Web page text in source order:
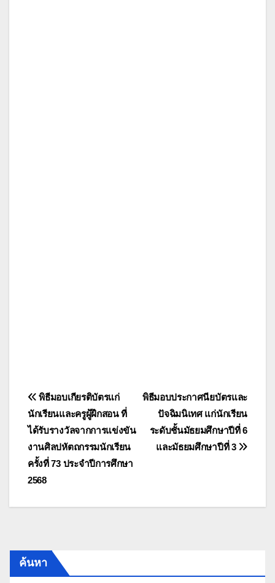
แนะแนว
เรื่อง
พิธีมอบประกาศนียบัตรและ
ปัจฉิมนิเทศ แก่นักเรียน
ระดับชั้นมัธยมศึกษาปีที่ 6
และมัธยมศึกษาปีที่ 3
พิธีมอบเกียรติบัตรแก่
นักเรียนและครูผู้ฝึกสอน ที่
ได้รับรางวัลจากการแข่งขัน
งานศิลปหัตถกรรมนักเรียน
ครั้งที่ 73 ประจำปีการศึกษา
2568
ค้นหา